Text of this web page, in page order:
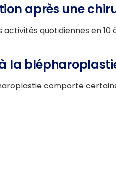
après une
quotidiennes en 10
la
comporte certains